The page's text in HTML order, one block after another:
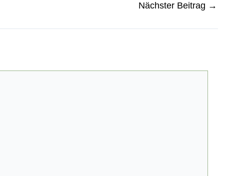
Nächster Beitrag →